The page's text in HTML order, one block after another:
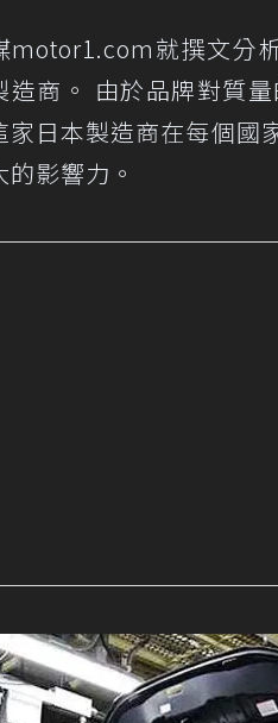
motor1.com就撰文分
造商。 由於品牌對質
家日本製造商在每個國
的影響力。